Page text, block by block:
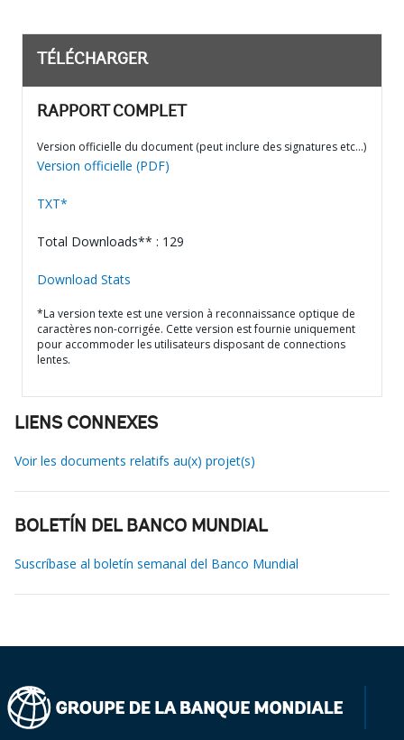
TÉLÉCHARGER
RAPPORT COMPLET
Version officielle du document (peut inclure des signatures etc…)
Version officielle (PDF)
TXT*
Total Downloads** : 129
Download Stats
*La version texte est une version à reconnaissance optique de
caractères non-corrigée. Cette version est fournie uniquement
pour accommoder les utilisateurs disposant de connections
lentes.
LIENS CONNEXES
Voir les documents relatifs au(x) projet(s)
BOLETÍN DEL BANCO MUNDIAL
Suscríbase al boletín semanal del Banco Mundial